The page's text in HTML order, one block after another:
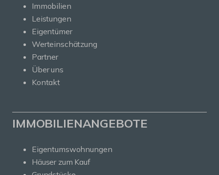
Immobilien
Leistungen
Eigentümer
Werteinschätzung
Partner
Über uns
Kontakt
IMMOBILIENANGEBOTE
Eigentumswohnungen
Häuser zum Kauf